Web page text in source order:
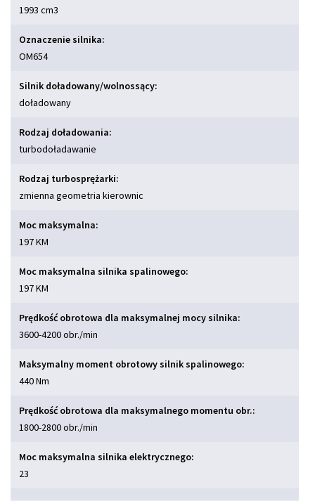
1993 cm3
Oznaczenie silnika:
OM654
Silnik doładowany/wolnossący:
doładowany
Rodzaj doładowania:
turbodoładawanie
Rodzaj turbosprężarki:
zmienna geometria kierownic
Moc maksymalna:
197 KM
Moc maksymalna silnika spalinowego:
197 KM
Prędkość obrotowa dla maksymalnej mocy silnika:
3600-4200 obr./min
Maksymalny moment obrotowy silnik spalinowego:
440 Nm
Prędkość obrotowa dla maksymalnego momentu obr.:
1800-2800 obr./min
Moc maksymalna silnika elektrycznego:
23